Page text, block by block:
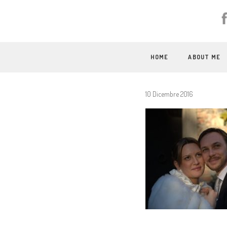
HOME ABOUT ME
10 Dicembre 2016